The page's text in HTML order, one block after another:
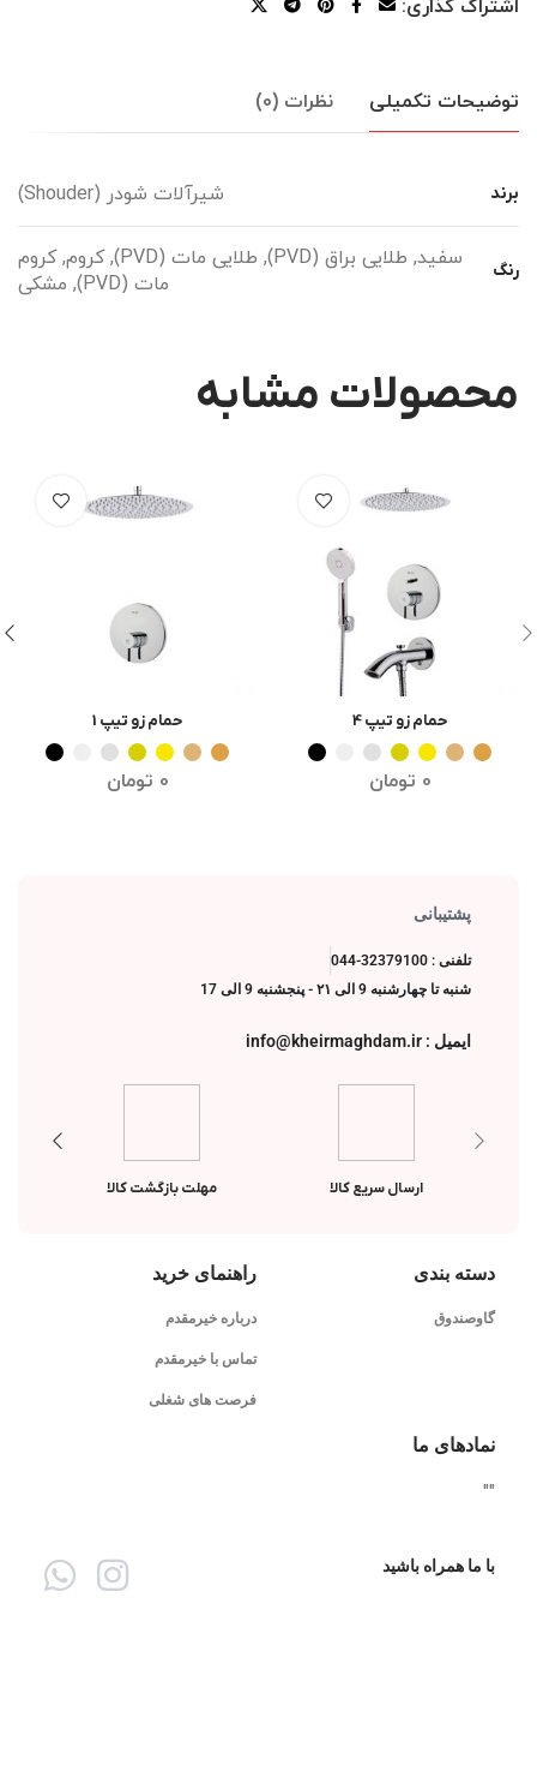
اشتراک گذاری:
توضیحات تکمیلی نظرات (0)
برند شیرآلات شودر (Shouder)
رنگ
سفید, طلایی براق (PVD), طلایی مات (PVD), کروم, کروم
مات (PVD), مشکی
محصولات مشابه
انتخاب گزینه ها
حمام زو تیپ 4
0 تومان
انتخاب گزینه ها
حمام زو تیپ 1
0 تومان
پشتیبانی
تلفنی : 32379100-044
شنبه تا چهارشنبه 9 الی ۲۱ - پنجشنبه 9 الی 17
ایمیل : info@kheirmaghdam.ir
ارسال سریع کالا مهلت بازگشت کالا
دسته بندی
گاوصندوق
راهنمای خرید
درباره خیرمقدم
تماس با خیرمقدم
فرصت های شغلی
نمادهای ما
"
"
با ما همراه باشید